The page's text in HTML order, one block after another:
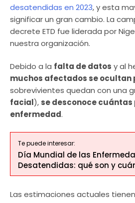
desatendidas en 2023, y esta
significar un gran cambio. La
decrete ETD fue liderada por
nuestra organización.
Debido a la falta de datos y al
muchos afectados se ocultan
sobrevivientes quedan con una
facial), se desconoce
enfermedad.
Te puede interesar:
Día Mundial de las
Desatendidas: qué son y
Las estimaciones actuales